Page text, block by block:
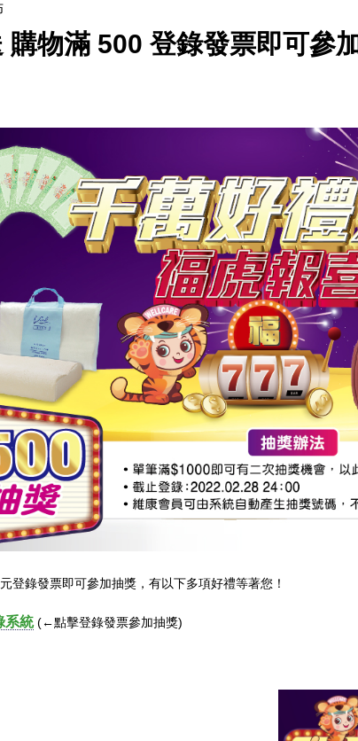
物滿 500 登錄發票即可參
登錄發票即可參加抽獎，有以下多項好禮等著您！
系統(←點擊登錄發票參加抽獎)